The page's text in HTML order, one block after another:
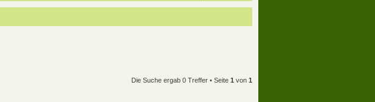
Die Suche ergab 0 Treffer • Seite 1 von 1